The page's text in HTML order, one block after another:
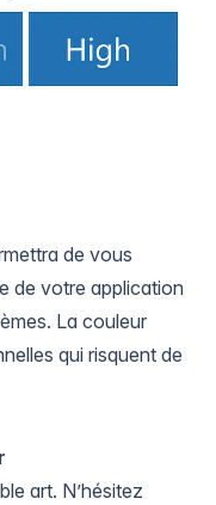
de vous
de votre application
La couleur
qui risquent de
art. N’hésitez